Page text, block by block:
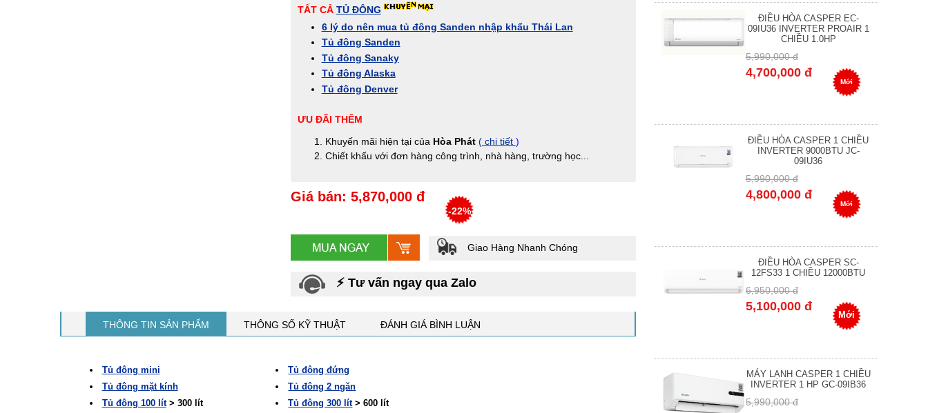
TẤT CẢ TỦ ĐÔNG
6 lý do nên mua tủ đông Sanden nhập khẩu Thái Lan
Tủ đông Sanden
Tủ đông Sanaky
Tủ đông Alaska
Tủ đông Denver
ƯU ĐÃI THÊM
Khuyến mãi hiện tại của Hòa Phát ( chi tiết )
Chiết khấu với đơn hàng công trình, nhà hàng, trường học...
Giá bán: 5,870,000 đ
-22%
Giao Hàng Nhanh Chóng
⚡ Tư vấn ngay qua Zalo
THÔNG TIN SẢN PHẨM THÔNG SỐ KỸ THUẬT ĐÁNH GIÁ BÌNH LUẬN
Tủ đông mini
Tủ đông đứng
Tủ đông mặt kính
Tủ đông 2 ngăn
Tủ đông 100 lít> 300 lít Tủ đông 300 lít> 600 lít
ĐIỀU HÒA CASPER EC-
09IU36 INVERTER PROAIR 1
CHIỀU 1.0HP
5,990,000 đ
4,700,000 đ
Mới
ĐIỀU HÒA CASPER 1 CHIỀU
INVERTER 9000BTU JC-
09IU36
5,990,000 đ
4,800,000 đ
Mới
ĐIỀU HÒA CASPER SC-
12FS33 1 CHIỀU 12000BTU
6,950,000 đ
5,100,000 đ
Mới
MÁY LẠNH CASPER 1 CHIỀU
INVERTER 1 HP GC-09IB36
5,990,000 đ